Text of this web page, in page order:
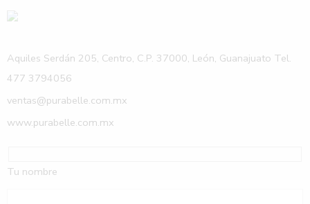
Aquiles Serdán 205, Centro, C.P. 37000, León, Guanajuato Tel.
477 3794056
ventas@purabelle.com.mx
www.purabelle.com.mx
Tu nombre